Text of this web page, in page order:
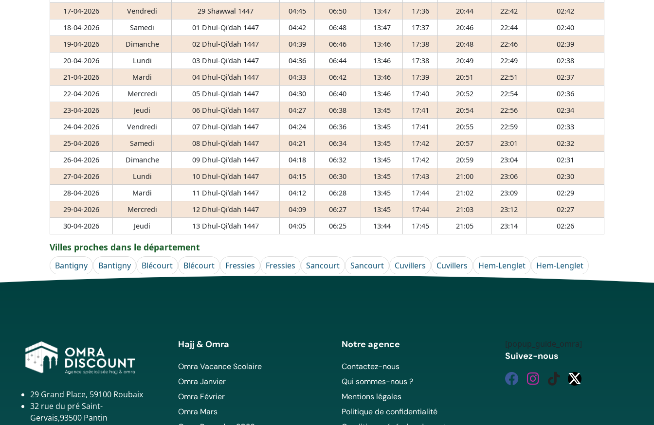
17-04-2026
Vendredi 29 Shawwal 1447 04:45 06:50 13:47 17:36 20:44 22:42
02:42
18-04-2026
Samedi 01 Dhul-Qiʿdah 1447 04:42 06:48 13:47 17:37 20:46 22:44
02:40
19-04-2026
Dimanche 02 Dhul-Qiʿdah 1447 04:39 06:46 13:46 17:38 20:48 22:46
02:39
20-04-2026
Lundi 03 Dhul-Qiʿdah 1447 04:36 06:44 13:46 17:38 20:49 22:49
02:38
21-04-2026
Mardi 04 Dhul-Qiʿdah 1447 04:33 06:42 13:46 17:39 20:51 22:51
02:37
22-04-2026
Mercredi 05 Dhul-Qiʿdah 1447 04:30 06:40 13:46 17:40 20:52 22:54
02:36
23-04-2026
Jeudi 06 Dhul-Qiʿdah 1447 04:27 06:38 13:45 17:41 20:54 22:56
02:34
24-04-2026
Vendredi 07 Dhul-Qiʿdah 1447 04:24 06:36 13:45 17:41 20:55 22:59
02:33
25-04-2026
Samedi 08 Dhul-Qiʿdah 1447 04:21 06:34 13:45 17:42 20:57 23:01
02:32
26-04-2026
Dimanche 09 Dhul-Qiʿdah 1447 04:18 06:32 13:45 17:42 20:59 23:04
02:31
27-04-2026
Lundi 10 Dhul-Qiʿdah 1447 04:15 06:30 13:45 17:43 21:00 23:06
02:30
28-04-2026
Mardi 11 Dhul-Qiʿdah 1447 04:12 06:28 13:45 17:44 21:02 23:09
02:29
29-04-2026
Mercredi 12 Dhul-Qiʿdah 1447 04:09 06:27 13:45 17:44 21:03 23:12
02:27
30-04-2026
Jeudi 13 Dhul-Qiʿdah 1447 04:05 06:25 13:44 17:45 21:05 23:14 02:26
Villes proches dans le département
Bantigny Bantigny Blécourt Blécourt Fressies Fressies Sancourt Sancourt Cuvillers Cuvillers Hem-Lenglet Hem-Lenglet
29 Grand Place, 59100 Roubaix
32 rue du pré Saint-
Gervais,93500 Pantin
Hajj & Omra
Omra Vacance Scolaire
Omra Janvier
Omra Février
Omra Mars
Notre agence
Contactez-nous
Qui sommes-nous ?
Mentions légales
Politique de confidentialité
[popup_guide_omra]
Suivez-nous